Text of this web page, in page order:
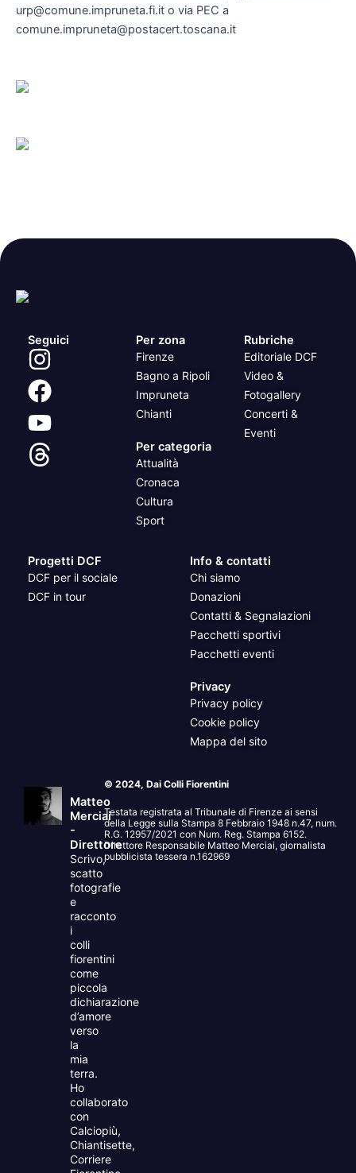
urp@comune.impruneta.fi.it o via PEC a
comune.impruneta@postacert.toscana.it
Seguici Per zona
Firenze
Bagno a Ripoli
Impruneta
Chianti
Per categoria
Attualità
Cronaca
Cultura
Sport
Rubriche
Editoriale DCF
Video &
Fotogallery
Concerti &
Eventi
Progetti DCF
DCF per il sociale
DCF in tour
Info & contatti
Chi siamo
Donazioni
Contatti & Segnalazioni
Pacchetti sportivi
Pacchetti eventi
Privacy
Privacy policy
Cookie policy
Mappa del sito
Matteo
Merciai
-
Direttore
Scrivo,
scatto
fotografie
e
racconto
i
colli
fiorentini
come
piccola
dichiarazione
d’amore
verso
la
mia
terra.
Ho
collaborato
con
Calciopiù,
Chiantisette,
Corriere
© 2024, Dai Colli Fiorentini
Testata registrata al Tribunale di Firenze ai sensi
della Legge sulla Stampa 8 Febbraio 1948 n.47, num.
R.G. 12957/2021 con Num. Reg. Stampa 6152.
Direttore Responsabile Matteo Merciai, giornalista
pubblicista tessera n.162969